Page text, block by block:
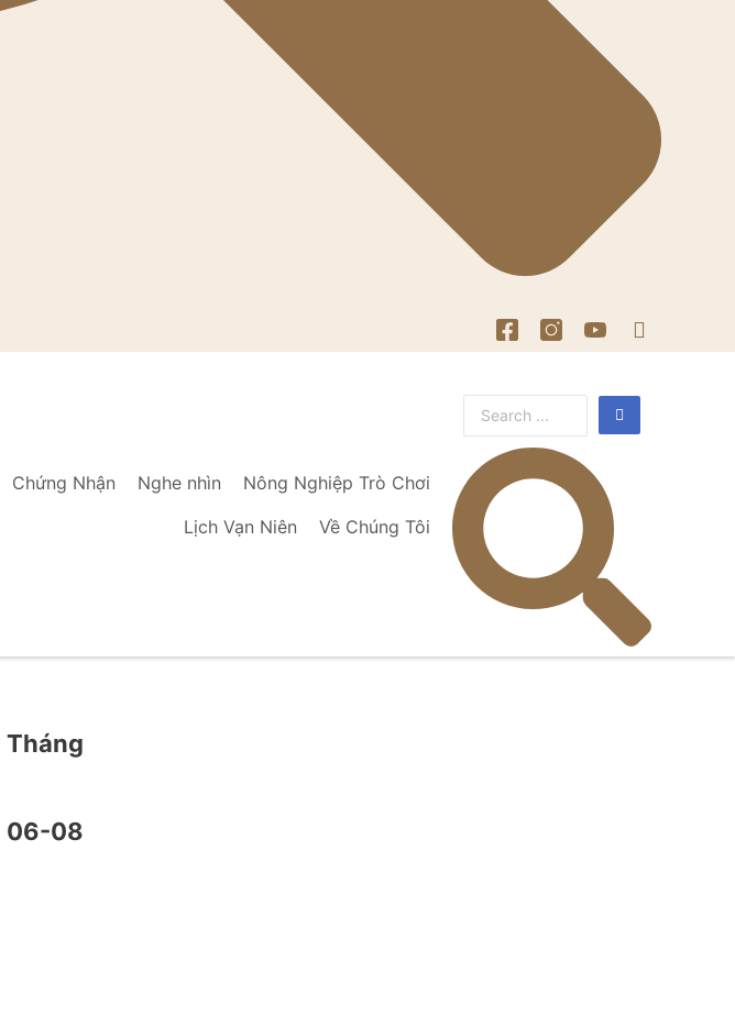
Chứng Nhận Nghe nhìn
Nông Nghiệp Trò Chơi
Lịch Vạn Niên
Về Chúng Tôi
Tháng
06-08